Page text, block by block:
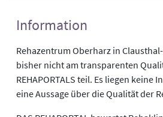
Information
Rehazentrum Oberharz in
bisher nicht am transparenten
REHAPORTALS teil. Es liegen keine
eine Aussage über die Qualität der